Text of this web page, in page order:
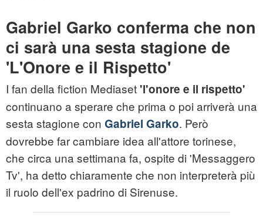
Gabriel Garko conferma che non
ci sarà una sesta stagione de
'L'Onore e il Rispetto'
I fan della fiction Mediaset 'l'onore e il rispetto'
continuano a sperare che prima o poi arriverà una
sesta stagione con Gabriel Garko. Però
dovrebbe far cambiare idea all'attore torinese,
che circa una settimana fa, ospite di 'Messaggero
Tv', ha detto chiaramente che non interpreterà più
il ruolo dell'ex padrino di Sirenuse.